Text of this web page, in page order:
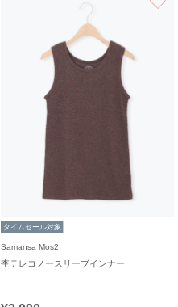
タイムセール対象
Samansa Mos2
杢テレコノースリーブインナー